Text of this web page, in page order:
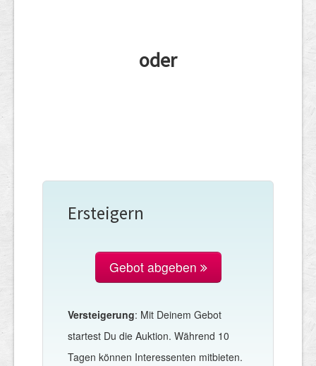
oder
Ersteigern
Gebot abgeben
Versteigerung: Mit Deinem Gebot
startest Du die Auktion. Während 10
Tagen können Interessenten mitbieten.